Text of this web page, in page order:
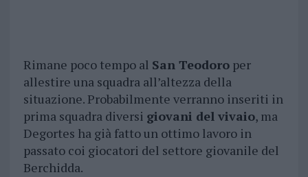
Rimane poco tempo al San Teodoroper
allestire una squadra all’altezza della
situazione. Probabilmente verranno inseriti in
prima squadra diversi giovani del vivaio, ma
Degortes ha già fatto un ottimo lavoro in
passato coi giocatori del settore giovanile del
Berchidda.